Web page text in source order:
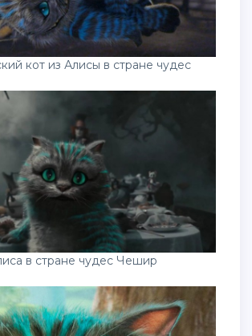
кот из Алисы в стране чудес
в стране чудес Чешир